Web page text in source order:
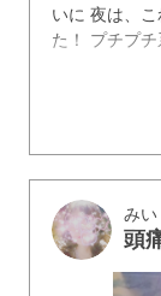
いに 夜は、
た！ プチプ
みい
頭